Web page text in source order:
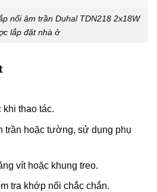
nổi âm trần Duhal TDN218 2x18W
lắp đặt nhà ở
thao tác.
trần hoặc tường, sử dụng phụ
vít hoặc khung treo.
tra khớp nối chắc chắn.